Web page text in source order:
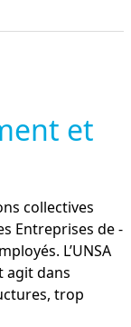
et
collectives
Entreprises de -
L’UNSA
agit dans
trop